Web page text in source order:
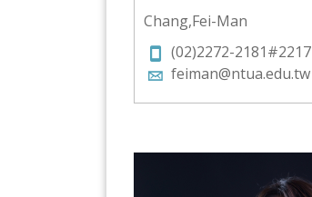
Chang,Fei-Man
(02)2272-2181#2217
feiman@ntua.edu.tw